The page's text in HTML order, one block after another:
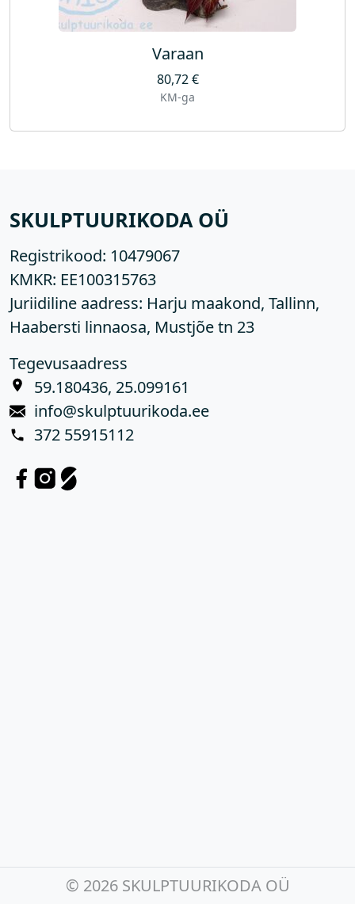
Varaan
80,72€
KM-ga
SKULPTUURIKODA OÜ
Registrikood: 10479067
KMKR: EE100315763
Juriidiline aadress: Harju maakond, Tallinn,
Haabersti linnaosa, Mustjõe tn 23
Tegevusaadress
59.180436, 25.099161
info@skulptuurikoda.ee
372 55915112
© 2026 SKULPTUURIKODA OÜ